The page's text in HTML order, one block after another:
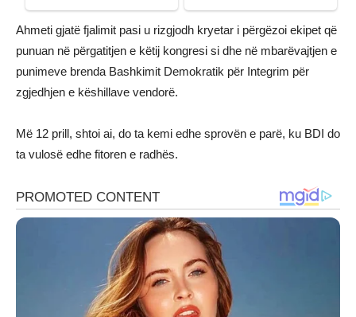
Ahmeti gjatë fjalimit pasi u rizgjodh kryetar i përgëzoi ekipet që
punuan në përgatitjen e këtij kongresi si dhe në mbarëvajtjen e
punimeve brenda Bashkimit Demokratik për Integrim për
zgjedhjen e këshillave vendorë.
Më 12 prill, shtoi ai, do ta kemi edhe sprovën e parë, ku BDI do
ta vulosë edhe fitoren e radhës.